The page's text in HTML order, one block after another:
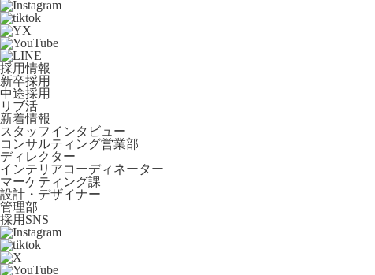
採用情報
新卒採用
中途採用
リブ活
新着情報
スタッフインタビュー
コンサルティング営業部
ディレクター
インテリアコーディネーター
マーケティング課
設計・デザイナー
管理部
採用SNS